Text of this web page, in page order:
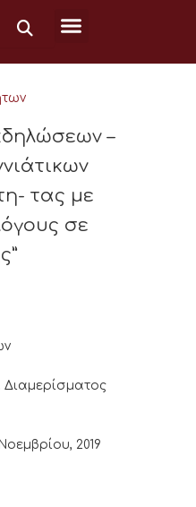
–
τας με
σε
Διαμερίσματος
Νοεμβρίου, 2019